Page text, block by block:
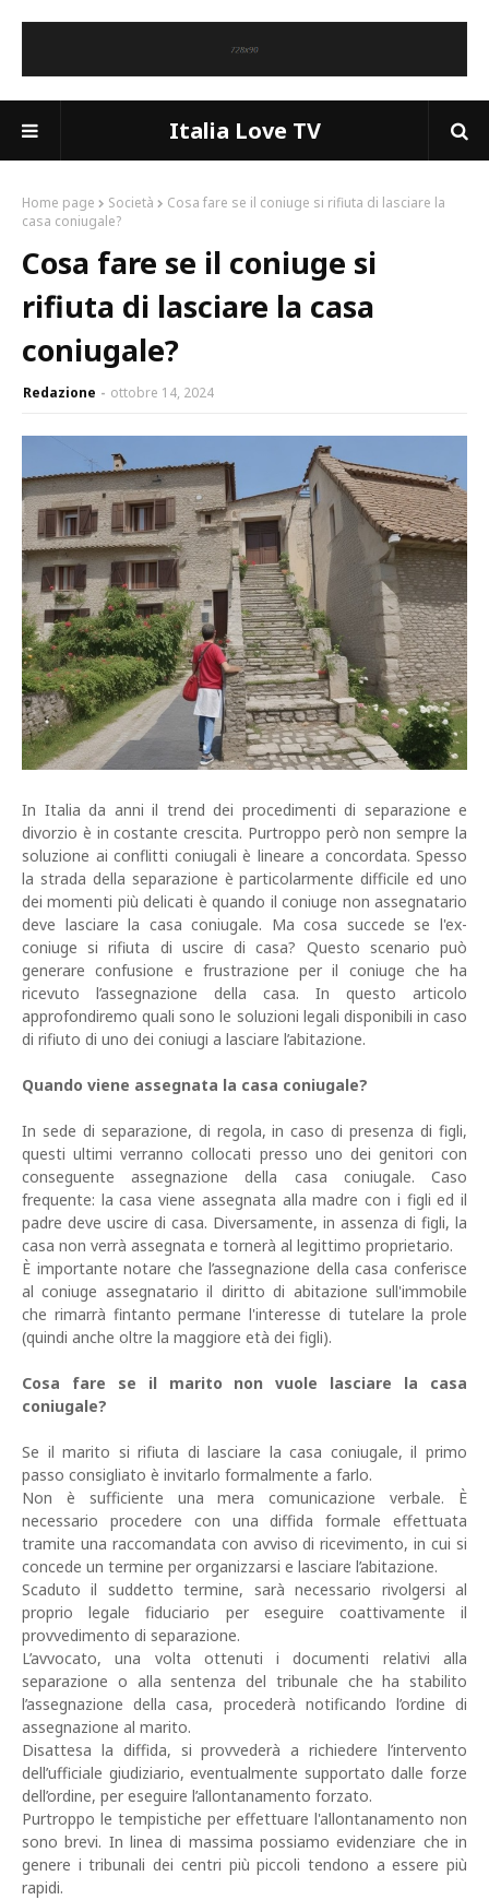
Italia Love TV
Home page Società
Cosa fare se il coniuge si rifiuta di lasciare la
casa coniugale?
Cosa fare se il coniuge si
rifiuta di lasciare la casa
coniugale?
Redazione ottobre 14, 2024
In Italia da anni il trend dei procedimenti di separazione e
divorzio è in costante crescita. Purtroppo però non sempre la
soluzione ai conflitti coniugali è lineare a concordata. Spesso
la strada della separazione è particolarmente difficile ed uno
dei momenti più delicati è quando il coniuge non assegnatario
deve lasciare la casa coniugale. Ma cosa succede se l'ex-
coniuge si rifiuta di uscire di casa? Questo scenario può
generare confusione e frustrazione per il coniuge che ha
ricevuto l’assegnazione della casa. In questo articolo
approfondiremo quali sono le soluzioni legali disponibili in caso
di rifiuto di uno dei coniugi a lasciare l’abitazione.
Quando viene assegnata la casa coniugale?
In sede di separazione, di regola, in caso di presenza di figli,
questi ultimi verranno collocati presso uno dei genitori con
conseguente assegnazione della casa coniugale. Caso
frequente: la casa viene assegnata alla madre con i figli ed il
padre deve uscire di casa. Diversamente, in assenza di figli, la
casa non verrà assegnata e tornerà al legittimo proprietario.
È importante notare che l’assegnazione della casa conferisce
al coniuge assegnatario il diritto di abitazione sull'immobile
che rimarrà fintanto permane l'interesse di tutelare la prole
(quindi anche oltre la maggiore età dei figli).
Cosa fare se il marito non vuole lasciare la casa
coniugale?
Se il marito si rifiuta di lasciare la casa coniugale, il primo
passo consigliato è invitarlo formalmente a farlo.
Non è sufficiente una mera comunicazione verbale. È
necessario procedere con una diffida formale effettuata
tramite una raccomandata con avviso di ricevimento, in cui si
concede un termine per organizzarsi e lasciare l’abitazione.
Scaduto il suddetto termine, sarà necessario rivolgersi al
proprio legale fiduciario per eseguire coattivamente il
provvedimento di separazione.
L’avvocato, una volta ottenuti i documenti relativi alla
separazione o alla sentenza del tribunale che ha stabilito
l’assegnazione della casa, procederà notificando l’ordine di
assegnazione al marito.
Disattesa la diffida, si provvederà a richiedere l’intervento
dell’ufficiale giudiziario, eventualmente supportato dalle forze
dell’ordine, per eseguire l’allontanamento forzato.
Purtroppo le tempistiche per effettuare l'allontanamento non
sono brevi. In linea di massima possiamo evidenziare che in
genere i tribunali dei centri più piccoli tendono a essere più
rapidi.